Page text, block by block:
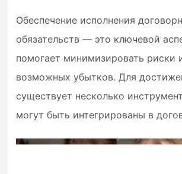
Обеспечение исполнения
обязательств — это ключевой
помогает минимизировать риски
возможных убытков. Для
существует несколько
могут быть интегрированы в